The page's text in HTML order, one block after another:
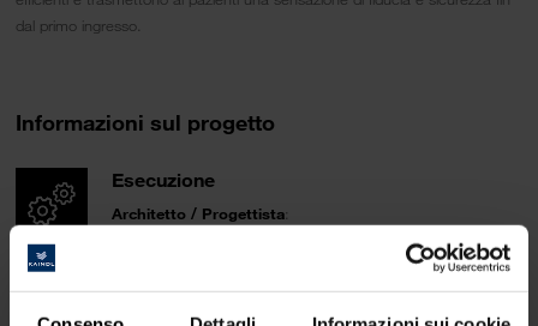
dal primo ingresso.
Informazioni sul progetto
Esecuzione
Architetto / Progettista:
Oer Inneneinrichtungs- und Ladenbau GmbH
D-49456 Bakum
https://www.oer.de/